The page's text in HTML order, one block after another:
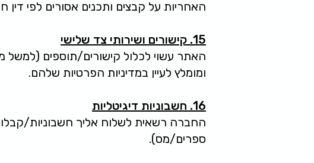
האחריות על קבצים ותכנים אסורים לפי
15. קישורים ושירותי צד שלישי
האתר עשוי לכלול קישורים/תוספים (למשל
ומומלץ לעיין במדיניות הפרטיות שלהם.
16. חשבוניות דיגיטליות
החברה רשאית לשלוח אליך חשבוניות/
ספרים/מס).